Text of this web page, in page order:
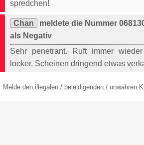
spredchen!
Chan
meldete die Nummer
als Negativ
Sehr penetrant. Ruft immer
locker. Scheinen dringend etwas
Melde den illegalen / beleidigenden / unwahren